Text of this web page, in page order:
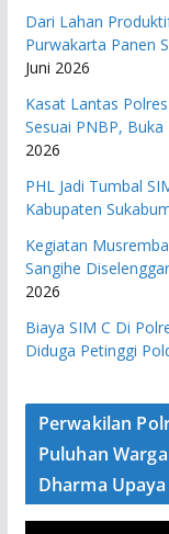
Dari Lahan
Purwakarta Panen
Juni 2026
Kasat Lantas
Sesuai PNBP,
2026
PHL Jadi Tumbal
Kabupaten
Kegiatan
Sangihe
2026
Biaya SIM C Di
Diduga Petinggi
Perwakilan
Puluhan
Dharma Upaya